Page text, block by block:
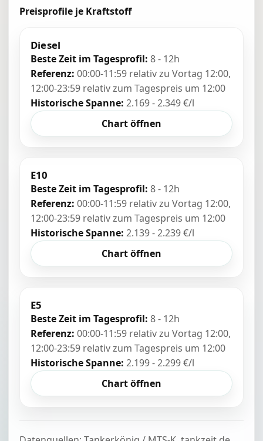
Preisprofile je Kraftstoff
Diesel
Beste Zeit im Tagesprofil: 8 - 12h
Referenz: 00:00-11:59 relativ zu Vortag 12:00,
12:00-23:59 relativ zum Tagespreis um 12:00
Historische Spanne: 2.169 - 2.349 €/l
Chart öffnen
E10
Beste Zeit im Tagesprofil: 8 - 12h
Referenz: 00:00-11:59 relativ zu Vortag 12:00,
12:00-23:59 relativ zum Tagespreis um 12:00
Historische Spanne: 2.139 - 2.239 €/l
Chart öffnen
E5
Beste Zeit im Tagesprofil: 8 - 12h
Referenz: 00:00-11:59 relativ zu Vortag 12:00,
12:00-23:59 relativ zum Tagespreis um 12:00
Historische Spanne: 2.199 - 2.299 €/l
Chart öffnen